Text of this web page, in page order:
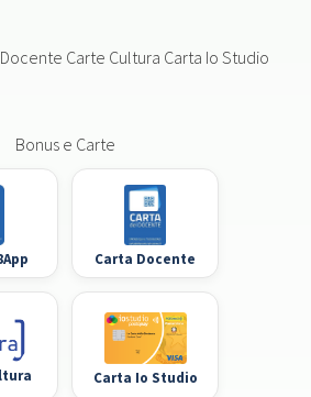
Carte Cultura Carta Io Studio
Bonus e Carte
Carta Docente
Carta Io Studio